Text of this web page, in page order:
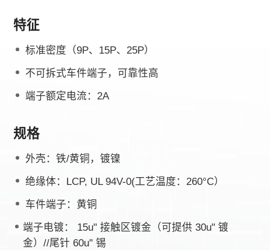
特征
标准密度（9P、15P、25P）
不可拆式车件端子，可靠性高
端子额定电流：2A
规格
外壳：铁/黄铜，镀镍
绝缘体：LCP, UL 94V-0(工艺温度：260°C）
车件端子：黄铜
端子电镀： 15u" 接触区镀金（可提供 30u" 镀
金）//尾针 60u" 锡